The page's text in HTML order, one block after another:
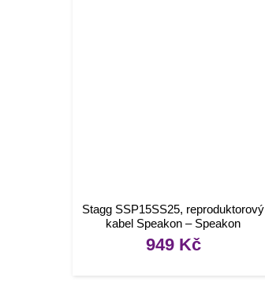
Stagg SSP15SS25, reproduktorový
kabel Speakon – Speakon
zástrčka, 15m
949 Kč